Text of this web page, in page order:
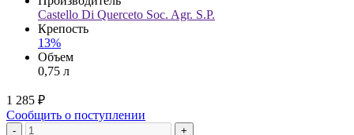
Castello Di Querceto Soc. Agr. S.P.
Крепость
13%
Объем
0,75 л
1 285 ₽
Сообщить о поступлении
- +